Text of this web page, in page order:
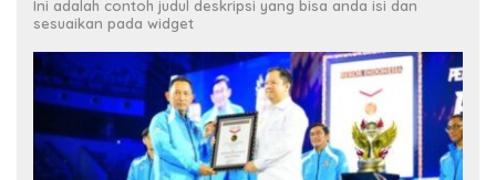
Ini adalah contoh judul deskripsi yang bisa anda isi dan
sesuaikan pada widget